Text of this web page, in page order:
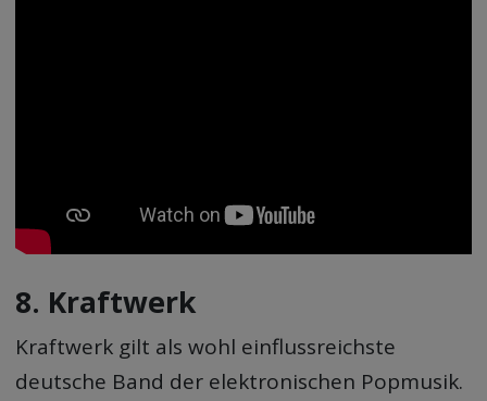
8. Kraftwerk
Kraftwerk gilt als wohl einflussreichste
deutsche Band der elektronischen Popmusik.